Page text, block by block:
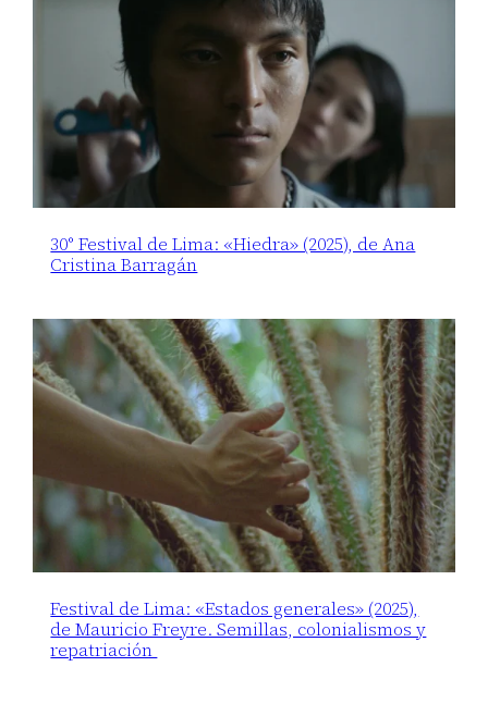
30° Festival de Lima: «Hiedra» (2025), de Ana
Cristina Barragán
Festival de Lima: «Estados generales» (2025),
de Mauricio Freyre. Semillas, colonialismos y
repatriación